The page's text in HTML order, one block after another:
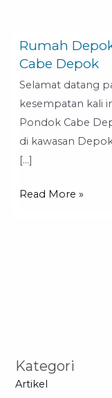
Rumah
Cabe Depok
Selamat datang
kesempatan kali
Pondok Cabe
di kawasan
[…]
Rumah
Depok:
Mengenal
Pesona
Pondok
Cabe
Depok
Read More »
Kategori
Artikel